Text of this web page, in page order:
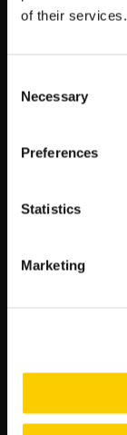
of their services.
Selection
Necessary
Preferences
Statistics
Marketing
stadionu
mogą
Biorąc pod
się, że Ajax
Kluczowi
Ajax:W